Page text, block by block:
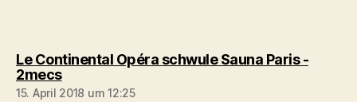
Le Continental Opéra schwule Sauna Paris -
2mecssagt:
15. April 2018 um 12:25